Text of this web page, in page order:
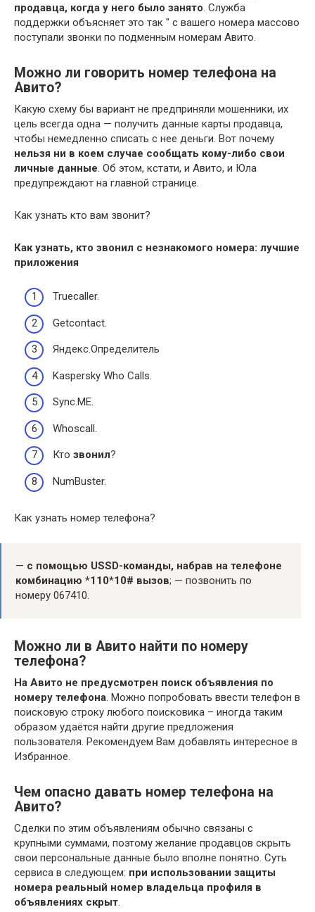
продавца, когда у него было занято . Служба
поддержки объясняет это так " с вашего номера массово
поступали звонки по подменным номерам Авито.
Можно ли говорить номер телефона на
Авито?
Какую схему бы вариант не предприняли мошенники, их
цель всегда одна — получить данные карты продавца,
чтобы немедленно списать с нее деньги. Вот почему
нельзя ни в коем случае сообщать кому-либо свои
личные данные . Об этом, кстати, и Авито, и Юла
предупреждают на главной странице.
Как узнать кто вам звонит?
Как узнать, кто звонил с незнакомого номера: лучшие
приложения
Truecaller.
Getcontact.
Яндекс.Определитель
Kaspersky Who Calls.
Sync.ME.
Whoscall.
Кто звонил?
NumBuster.
Как узнать номер телефона?
— с помощью USSD-команды, набрав на телефоне
комбинацию *110*10# вызов; — позвонить по
номеру 067410.
Можно ли в Авито найти по номеру
телефона?
На Авито не предусмотрен поиск объявления по
номеру телефона . Можно попробовать ввести телефон в
поисковую строку любого поисковика – иногда таким
образом удаётся найти другие предложения
пользователя. Рекомендуем Вам добавлять интересное в
Избранное.
Чем опасно давать номер телефона на
Авито?
Сделки по этим объявлениям обычно связаны с
крупными суммами, поэтому желание продавцов скрыть
свои персональные данные было вполне понятно. Суть
сервиса в следующем: при использовании защиты
номера реальный номер владельца профиля в
объявлениях скрыт